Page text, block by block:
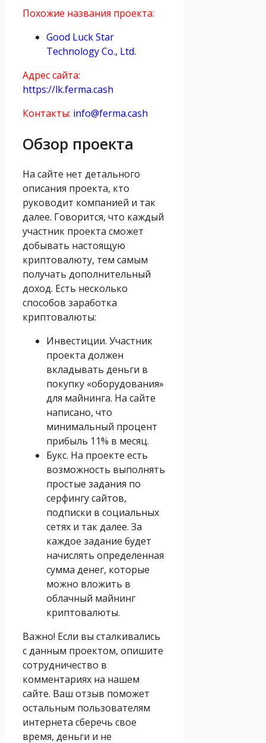
Похожие названия проекта:
Good Luck Star
Technology Co., Ltd.
Адрес сайта:
https://lk.ferma.cash
Контакты: info@ferma.cash
Обзор проекта
На сайте нет детального
описания проекта, кто
руководит компанией и так
далее. Говорится, что каждый
участник проекта сможет
добывать настоящую
криптовалюту, тем самым
получать дополнительный
доход. Есть несколько
способов заработка
криптовалюты:
Инвестиции. Участник
проекта должен
вкладывать деньги в
покупку «оборудования»
для майнинга. На сайте
написано, что
минимальный процент
прибыль 11% в месяц.
Букс. На проекте есть
возможность выполнять
простые задания по
серфингу сайтов,
подписки в социальных
сетях и так далее. За
каждое задание будет
начислять определенная
сумма денег, которые
можно вложить в
облачный майнинг
криптовалюты.
Важно! Если вы сталкивались
с данным проектом, опишите
сотрудничество в
комментариях на нашем
сайте. Ваш отзыв поможет
остальным пользователям
интернета сберечь свое
время, деньги и не